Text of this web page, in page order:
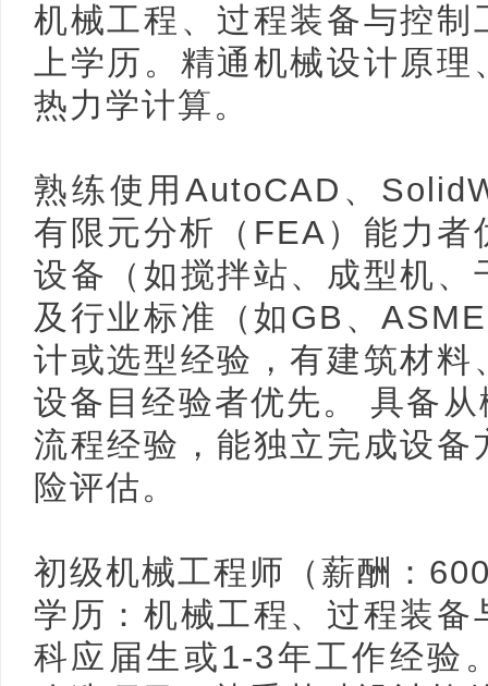
机械工程、过程装备与控
上学历。精通机械设计原
热力学计算。
熟练使用AutoCAD、
有限元分析（FEA）能力
设备（如搅拌站、成型机
及⾏业标准（如GB、
计或选型经验，有建筑材
设备目经验者优先。 具备
流程经验，能独立完成设
险评估。
初级机械工程师（薪酬：
学历：机械工程、过程装
科应届生或1-3年工作经验